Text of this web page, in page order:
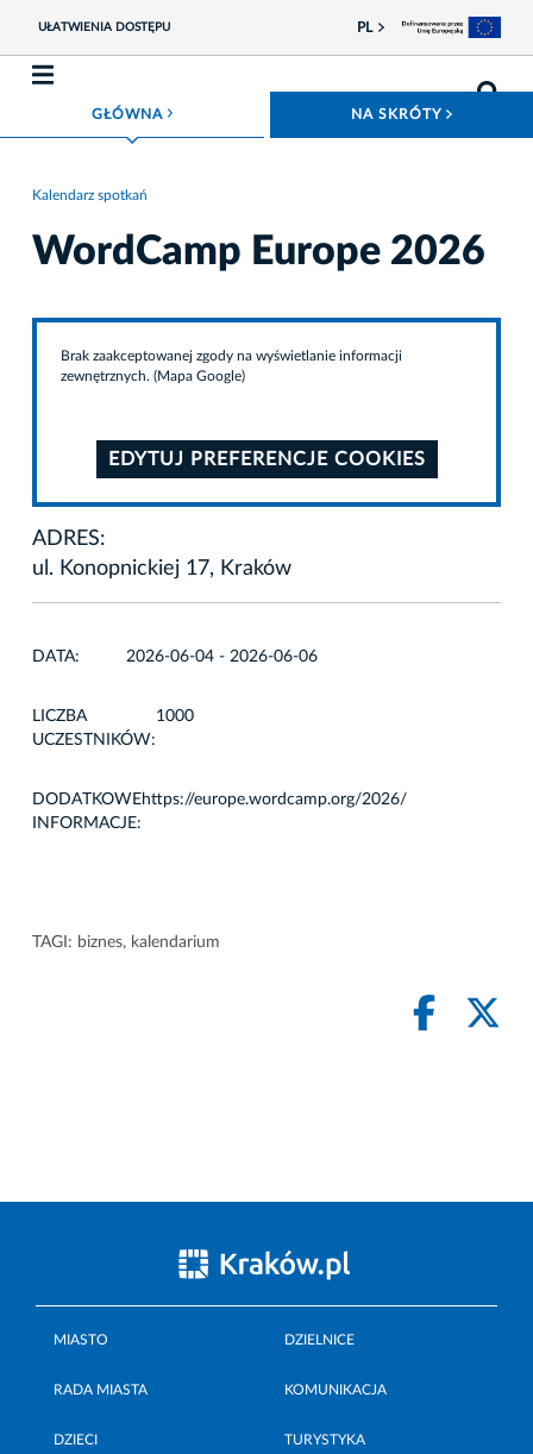
UŁATWIENIA DOSTĘPU PL
GŁÓWNAROZWIŃ MENU NA SKRÓTY
Kalendarz spotkań
WordCamp Europe 2026
Brak zaakceptowanej zgody na wyświetlanie informacji
zewnętrznych. (Mapa Google)
EDYTUJ PREFERENCJE COOKIES
ADRES:
ul. Konopnickiej 17, Kraków
DATA: 2026-06-04 - 2026-06-06
LICZBA
UCZESTNIKÓW:
1000
DODATKOWE
INFORMACJE:
https://europe.wordcamp.org/2026/
TAGI: biznes, kalendarium
MIASTO DZIELNICE
RADA MIASTA KOMUNIKACJA
DZIECI TURYSTYKA